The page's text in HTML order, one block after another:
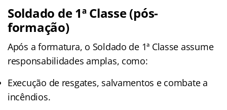
Soldado de 1ª Classe (pós-
formação)
Após a formatura, o Soldado de 1ª Classe assume
responsabilidades amplas, como:
Execução de resgates, salvamentos e combate a
incêndios.